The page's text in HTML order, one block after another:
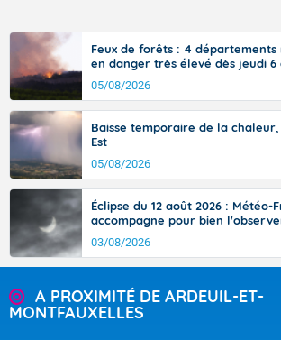
Feux de forêts : 4
en danger très élevé dès jeudi 6
05/08/2026
Baisse temporaire de la
Est
05/08/2026
Éclipse du 12 août 2026 : Météo-
accompagne pour bien
03/08/2026
A PROXIMITÉ DE ARDEUIL-ET-
MONTFAUXELLES